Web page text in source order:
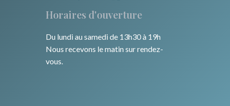
Horaires d'ouverture
Du lundi au samedi de 13h30 à 19h
Nous recevons le matin sur rendez-
vous.